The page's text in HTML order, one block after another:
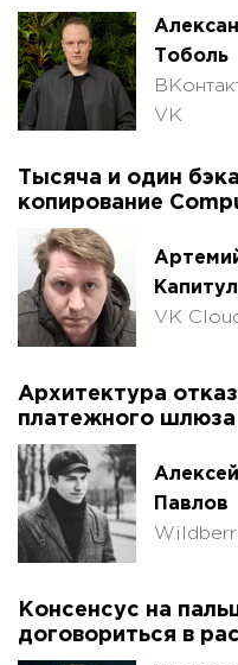
Тоболь
VK
Тысяча и один
копирование
VK
Архитектура
платежного шлюза
Алексей
Павлов
Консенсус на
договориться в